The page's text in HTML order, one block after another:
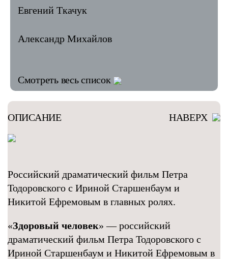
Евгений Ткачук
Александр Михайлов
Смотреть весь список
ОПИСАНИЕ НАВЕРХ
Российский драматический фильм Петра
Тодоровского с Ириной Старшенбаум и
Никитой Ефремовым в главных ролях.
«Здоровый человек» — российский
драматический фильм Петра Тодоровского с
Ириной Старшенбаум и Никитой Ефремовым в